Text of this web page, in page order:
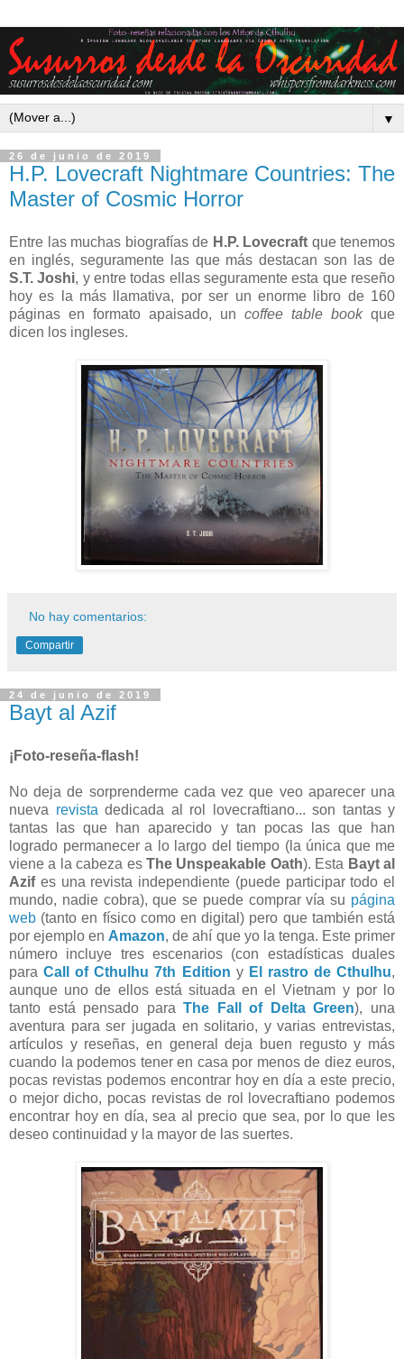
▼
26 de junio de 2019
H.P. Lovecraft Nightmare Countries: The
Master of Cosmic Horror
Entre las muchas biografías de H.P. Lovecraft que tenemos
en inglés, seguramente las que más destacan son las de
S.T. Joshi, y entre todas ellas seguramente esta que reseño
hoy es la más llamativa, por ser un enorme libro de 160
páginas en formato apaisado, un coffee table bookque
dicen los ingleses.
No hay comentarios:
Compartir
24 de junio de 2019
Bayt al Azif
¡Foto-reseña-flash!
No deja de sorprenderme cada vez que veo aparecer una
nueva revista dedicada al rol lovecraftiano... son tantas y
tantas las que han aparecido y tan pocas las que han
logrado permanecer a lo largo del tiempo (la única que me
viene a la cabeza es The Unspeakable Oath). Esta Bayt al
Azifes una revista independiente (puede participar todo el
mundo, nadie cobra), que se puede comprar vía su página
web (tanto en físico como en digital) pero que también está
por ejemplo en Amazon, de ahí que yo la tenga. Este primer
número incluye tres escenarios (con estadísticas duales
paraCall of Cthulhu 7th Edition y El rastro de Cthulhu,
aunque uno de ellos está situada en el Vietnam y por lo
tanto está pensado paraThe Fall of Delta Green), una
aventura para ser jugada en solitario, y varias entrevistas,
artículos y reseñas, en general deja buen regusto y más
cuando la podemos tener en casa por menos de diez euros,
pocas revistas podemos encontrar hoy en día a este precio,
o mejor dicho, pocas revistas de rol lovecraftiano podemos
encontrar hoy en día, sea al precio que sea, por lo que les
deseo continuidad y la mayor de las suertes.